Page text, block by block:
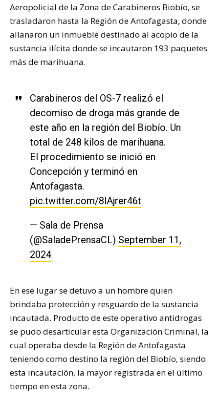
Aeropolicial de la Zona de Carabineros Biobío, se
trasladaron hasta la Región de Antofagasta, donde
allanaron un inmueble destinado al acopio de la
sustancia ilícita donde se incautaron 193 paquetes
más de marihuana.
Carabineros del OS-7 realizó el
decomiso de droga más grande de
este año en la región del Biobío. Un
total de 248 kilos de marihuana.
El procedimiento se inició en
Concepción y terminó en
Antofagasta.
pic.twitter.com/8lAjrer46t
— Sala de Prensa
(@SaladePrensaCL) September 11,
2024
En ese lugar se detuvo a un hombre quien
brindaba protección y resguardo de la sustancia
incautada. Producto de este operativo antidrogas
se pudo desarticular esta Organización Criminal, la
cual operaba desde la Región de Antofagasta
teniendo como destino la región del Biobío, siendo
esta incautación, la mayor registrada en el último
tiempo en esta zona.